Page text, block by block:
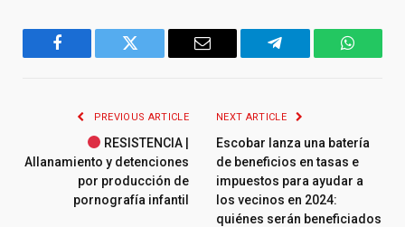
Facebook Twitter Email Telegram
PREVIOUS ARTICLE
RESISTENCIA |
Allanamiento y detenciones
por producción de
pornografía infantil
NEXT ARTICLE
Escobar lanza una batería
de beneficios en tasas e
impuestos para ayudar a
los vecinos en 2024:
quiénes serán beneficiados